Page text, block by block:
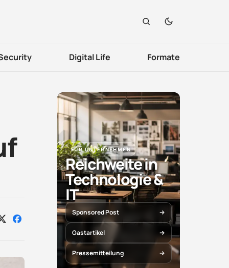
Digital Life Formate
Auf Auf
FÜR UNTERNEHMEN
Reichweite in
Technologie &
IT
Sponsored Post
Gastartikel
Pressemitteilung